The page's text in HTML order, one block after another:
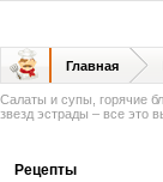
Главная
Салаты и супы, горячие
звезд эстрады – все это
Рецепты